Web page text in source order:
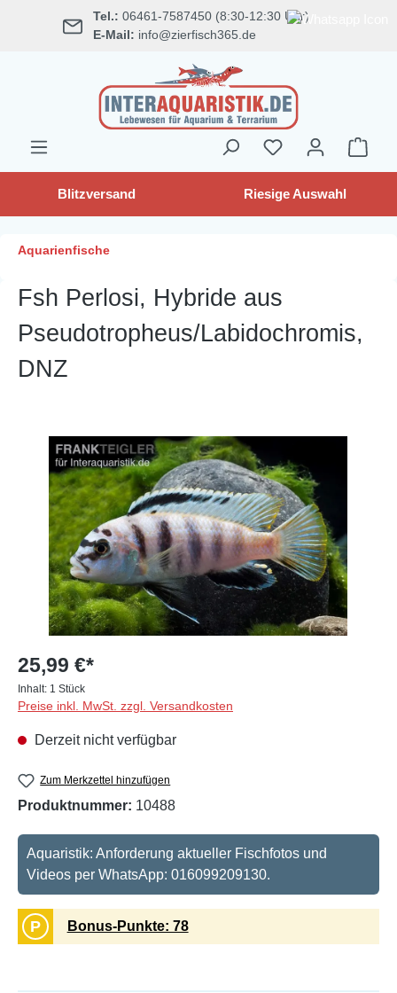
springen Tel.: 06461-7587450 (8:30-12:30 Uhr)
E-Mail: info@zierfisch365.de
Blitzversand Riesige Auswahl
Aquarienfische
Fsh Perlosi, Hybride aus
Pseudotropheus/Labidochromis,
DNZ
Bildergalerie überspringen
25,99 €*
Inhalt: 1 Stück
Preise inkl. MwSt. zzgl. Versandkosten
Derzeit nicht verfügbar
Zum Merkzettel hinzufügen
Produktnummer: 10488
Aquaristik: Anforderung aktueller Fischfotos und
Videos per WhatsApp: 016099209130.
P Bonus-Punkte: 78